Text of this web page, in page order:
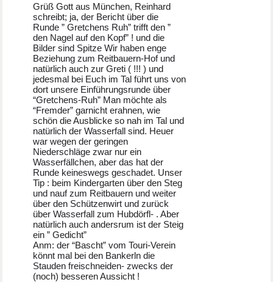
Grüß Gott aus München, Reinhard
schreibt; ja, der Bericht über die
Runde ” Gretchens Ruh” trifft den ”
den Nagel auf den Kopf” ! und die
Bilder sind Spitze Wir haben enge
Beziehung zum Reitbauern-Hof und
natürlich auch zur Greti ( !!! ) und
jedesmal bei Euch im Tal führt uns von
dort unsere Einführungsrunde über
“Gretchens-Ruh” Man möchte als
“Fremder” garnicht erahnen, wie
schön die Ausblicke so nah im Tal und
natürlich der Wasserfall sind. Heuer
war wegen der geringen
Niederschläge zwar nur ein
Wasserfällchen, aber das hat der
Runde keineswegs geschadet. Unser
Tip : beim Kindergarten über den Steg
und nauf zum Reitbauern und weiter
über den Schützenwirt und zurück
über Wasserfall zum Hubdörfl- . Aber
natürlich auch andersrum ist der Steig
ein ” Gedicht”
Anm: der “Bascht” vom Touri-Verein
könnt mal bei den Bankerln die
Stauden freischneiden- zwecks der
(noch) besseren Aussicht !